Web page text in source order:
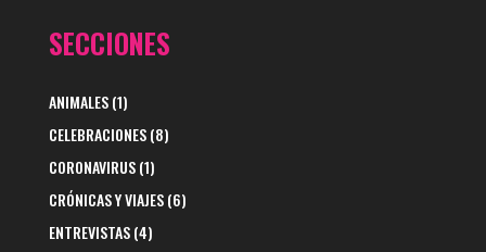
SECCIONES
ANIMALES(1)
CELEBRACIONES(8)
CORONAVIRUS(1)
CRÓNICAS Y VIAJES(6)
ENTREVISTAS(4)